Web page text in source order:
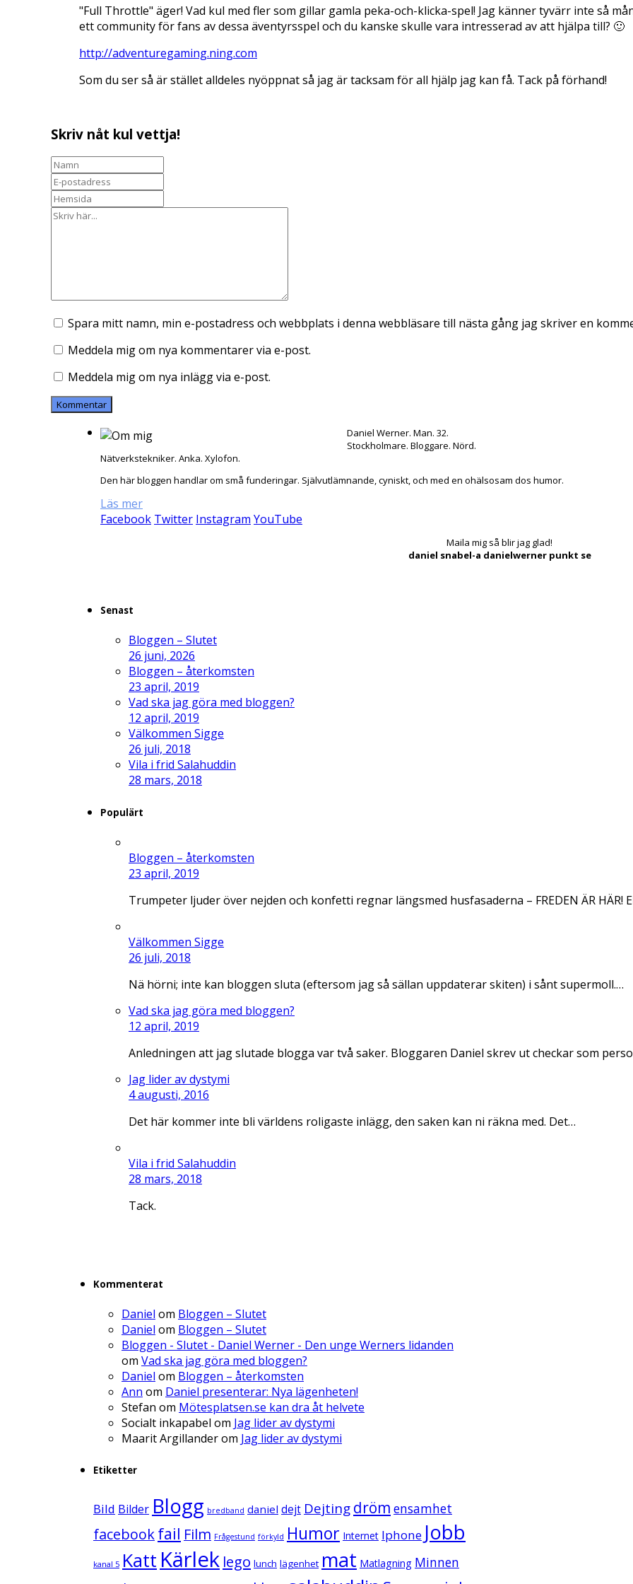
"Full Throttle" äger! Vad kul med fler som gillar gamla peka-och-klicka-spel! Jag känner tyvärr inte så
ett community för fans av dessa äventyrsspel och du kanske skulle vara intresserad av att hjälpa till? 🙂
http://adventuregaming.ning.com
Som du ser så är stället alldeles nyöppnat så jag är tacksam för all hjälp jag kan få. Tack på förhand!
Skriv nåt kul vettja!
Spara mitt namn, min e-postadress och webbplats i denna webbläsare till nästa gång jag skriver en
Meddela mig om nya kommentarer via e-post.
Meddela mig om nya inlägg via e-post.
Daniel Werner. Man. 32.
Stockholmare. Bloggare. Nörd.
Nätverkstekniker. Anka. Xylofon.
Den här bloggen handlar om små funderingar. Självutlämnande, cyniskt, och med en ohälsosam dos humor.
Läs mer
Facebook Twitter Instagram YouTube
Maila mig så blir jag glad!
daniel snabel-a danielwerner punkt se
Senast
Bloggen – Slutet
26 juni, 2026
Bloggen – återkomsten
23 april, 2019
Vad ska jag göra med bloggen?
12 april, 2019
Välkommen Sigge
26 juli, 2018
Vila i frid Salahuddin
28 mars, 2018
Populärt
Bloggen – återkomsten
23 april, 2019
Trumpeter ljuder över nejden och konfetti regnar längsmed husfasaderna – FREDEN ÄR HÄR!
Välkommen Sigge
26 juli, 2018
Nä hörni; inte kan bloggen sluta (eftersom jag så sällan uppdaterar skiten) i sånt supermoll.…
Vad ska jag göra med bloggen?
12 april, 2019
Anledningen att jag slutade blogga var två saker. Bloggaren Daniel skrev ut checkar som
Jag lider av dystymi
4 augusti, 2016
Det här kommer inte bli världens roligaste inlägg, den saken kan ni räkna med. Det…
Vila i frid Salahuddin
28 mars, 2018
Tack.
Kommenterat
Daniel om Bloggen – Slutet
Daniel om Bloggen – Slutet
Bloggen - Slutet - Daniel Werner - Den unge Werners lidanden
om Vad ska jag göra med bloggen?
Daniel om Bloggen – återkomsten
Ann om Daniel presenterar: Nya lägenheten!
Stefan om Mötesplatsen.se kan dra åt helvete
Socialt inkapabel om Jag lider av dystymi
Maarit Argillanderom Jag lider av dystymi
Etiketter
Bild Bilder Blogg bredband daniel dejt Dejtingdröm ensamhet
facebookfail Film Frågestund förkyld Humor Internet Iphone Jobb
kanal 5 Katt Kärlek lego lunch lägenhet mat Matlagning Minnen